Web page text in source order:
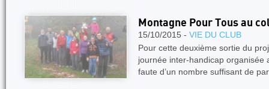
Montagne Pour Tous au
15/10/2015 - VIE DU CLUB
Pour cette deuxième sortie du
journée inter-handicap organisée
faute d’un nombre suffisant de